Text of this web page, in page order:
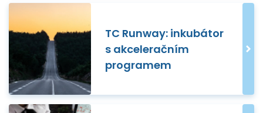
TC Runway: inkubátor
s akceleračním
programem